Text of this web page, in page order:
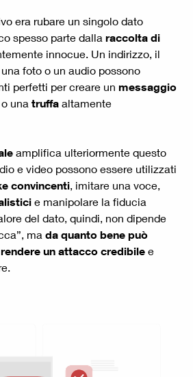
era rubare un singolo dato
spesso parte dalla raccolta di
innocue. Un indirizzo, il
foto o un audio possono
perfetti per creare un messaggio
o una truffa altamente
amplifica ulteriormente questo
e video possono essere utilizzati
convincenti, imitare una voce,
e manipolare la fiducia
del dato, quindi, non dipende
ma da quanto bene può
un attacco credibile e